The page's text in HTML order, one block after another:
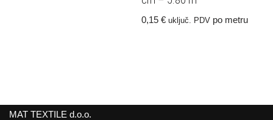
0,15€ uključ. PDV po metru
MAT TEXTILE d.o.o.